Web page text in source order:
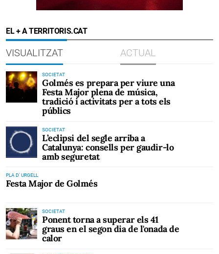
EL + A TERRITORIS.CAT
VISUALITZAT ACTUAL
SOCIETAT
Golmés es prepara per viure una
Festa Major plena de música,
tradició i activitats per a tots els
públics
SOCIETAT
L’eclipsi del segle arriba a
Catalunya: consells per gaudir-lo
amb seguretat
PLA D' URGELL
Festa Major de Golmés
SOCIETAT
Ponent torna a superar els 41
graus en el segon dia de l'onada de
calor